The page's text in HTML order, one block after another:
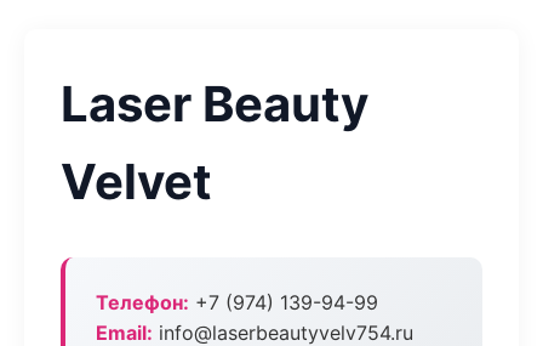
Laser Beauty
Velvet
Телефон: +7 (974) 139-94-99
Email: info@laserbeautyvelv754.ru